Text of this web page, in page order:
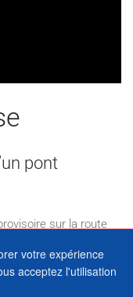
pont
sur la route
Corse fin
durer trois jours.
votre expérience
acceptez l'utilisation